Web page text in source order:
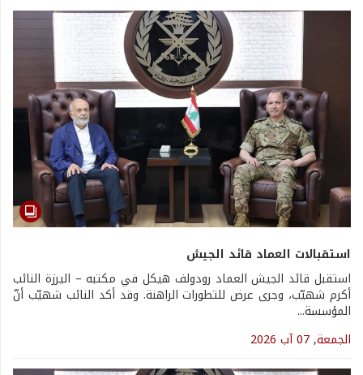
استقبالات العماد قائد الجيش
استقبل قائد الجيش العماد رودولف هيكل في مكتبه – اليرزة النائب
أكرم شهيّب، وجرى عرض للتطورات الراهنة. وقد أكد النائب شهيّب أنّ
المؤسسة...
الجمعة, 07 آب 2026